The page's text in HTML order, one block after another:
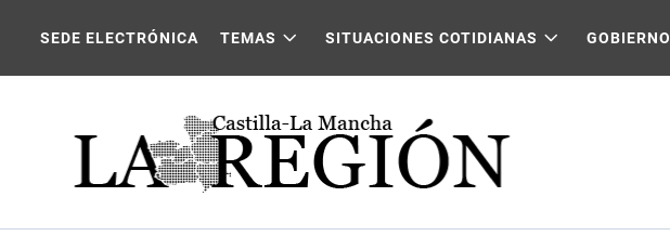
Castilla-La Mancha
SEDE ELECTRÓNICA TEMAS SITUACIONES COTIDIANAS GOBIERNO